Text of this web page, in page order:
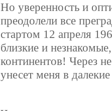
Но уверенность и
преодолели все
стартом 12 апреля
близкие и
континентов! Через
унесет меня в